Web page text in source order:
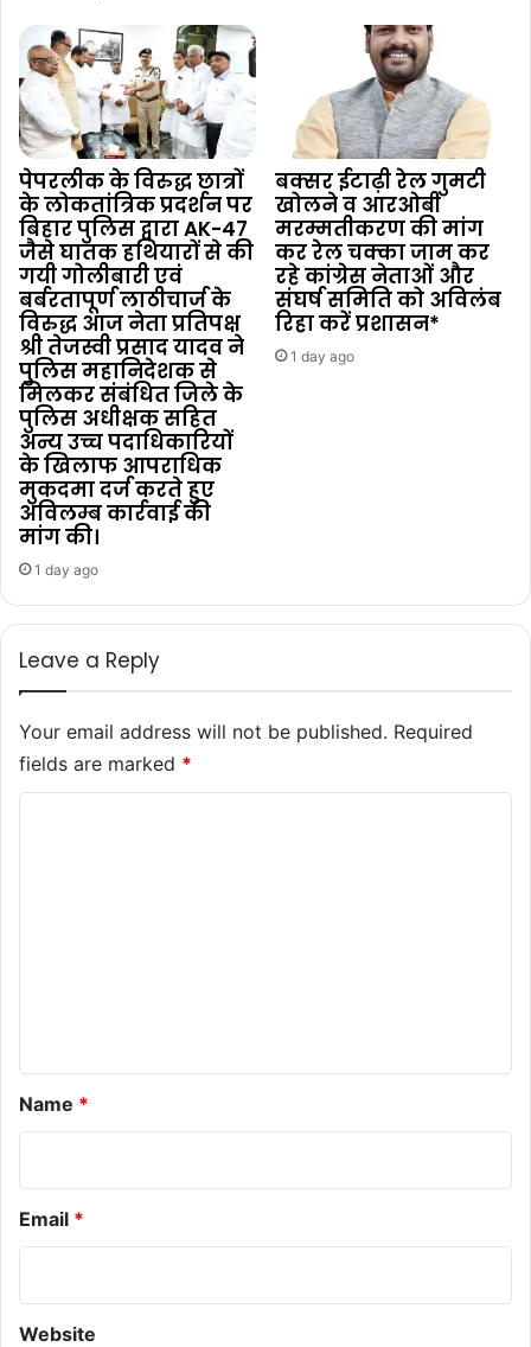
पेपरलीक के विरुद्ध छात्रों
के लोकतांत्रिक प्रदर्शन पर
बिहार पुलिस द्वारा AK-47
जैसे घातक हथियारों से की
गयी गोलीबारी एवं
बर्बरतापूर्ण लाठीचार्ज के
विरुद्ध आज नेता प्रतिपक्ष
श्री तेजस्वी प्रसाद यादव ने
पुलिस महानिदेशक से
मिलकर संबंधित जिले के
पुलिस अधीक्षक सहित
अन्य उच्च पदाधिकारियों
के खिलाफ आपराधिक
मुकदमा दर्ज करते हुए
अविलम्ब कार्रवाई की
मांग की।
1 day ago
बक्सर ईटाढ़ी रेल गुमटी
खोलने व आरओबी
मरम्मतीकरण की मांग
कर रेल चक्का जाम कर
रहे कांग्रेस नेताओं और
संघर्ष समिति को अविलंब
रिहा करें प्रशासन*
1 day ago
Leave a Reply
Your email address will not be published. Required
fields are marked *
Name *
Email *
Website